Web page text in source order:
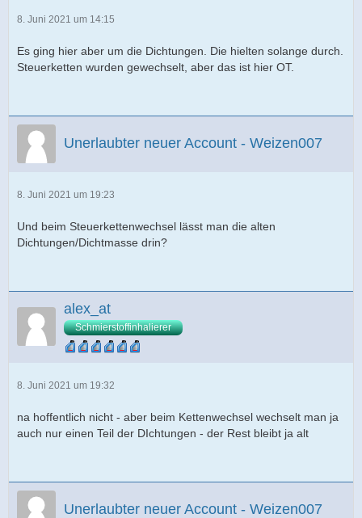
8. Juni 2021 um 14:15
Es ging hier aber um die Dichtungen. Die hielten solange durch.
Steuerketten wurden gewechselt, aber das ist hier OT.
Unerlaubter neuer Account - Weizen007
8. Juni 2021 um 19:23
Und beim Steuerkettenwechsel lässt man die alten
Dichtungen/Dichtmasse drin?
alex_at
Schmierstoffinhalierer
8. Juni 2021 um 19:32
na hoffentlich nicht - aber beim Kettenwechsel wechselt man ja
auch nur einen Teil der DIchtungen - der Rest bleibt ja alt
Unerlaubter neuer Account - Weizen007